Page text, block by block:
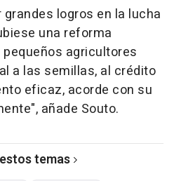
logros en la lucha
una reforma
agricultores
a las semillas, al crédito
eficaz, acorde con su
añade Souto.
temas